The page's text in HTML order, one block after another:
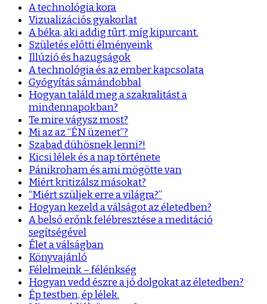
A technológia kora
Vizualizációs gyakorlat
A béka, aki addig tűrt, míg kipurcant.
Születés előtti élményeink
Illúzió és hazugságok
A technológia és az ember kapcsolata
Gyógyítás sámándobbal
Hogyan találd meg a szakralitást a
mindennapokban?
Te mire vágysz most?
Mi az az “ÉN üzenet”?
Szabad dühösnek lenni?!
Kicsi lélek és a nap története
Pánikroham és ami mögötte van
Miért kritizálsz másokat?
“Miért szüljek erre a világra?”
Hogyan kezeld a válságot az életedben?
A belső erőnk felébresztése a meditáció
segítségével
Élet a válságban
Könyvajánló
Félelmeink – félénkség
Hogyan vedd észre a jó dolgokat az életedben?
Ép testben, ép lélek.